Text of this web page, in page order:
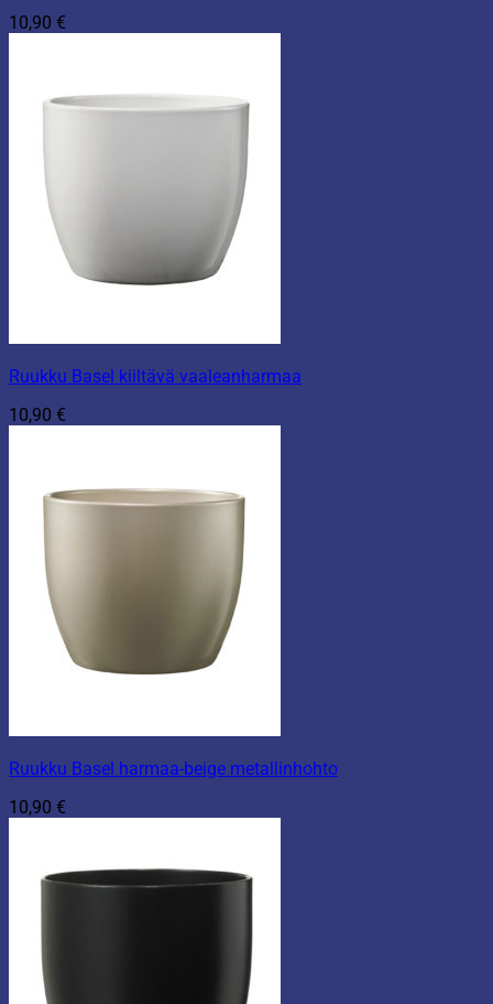
10,90 €
Ruukku Basel kiiltävä vaaleanharmaa
10,90 €
Ruukku Basel harmaa-beige metallinhohto
10,90 €